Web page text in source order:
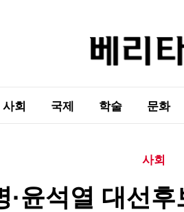
사회 국제 학술 문화
사회
·윤석열 대선